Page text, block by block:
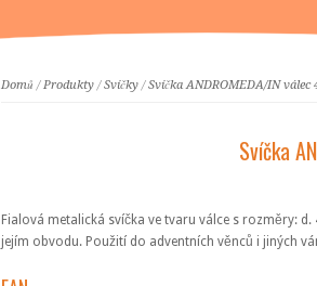
Domů /Produkty/Svíčky/Svíčka ANDROMEDA/IN válec
Svíčka
Fialová metalická svíčka ve tvaru válce s rozměry:
jejím obvodu. Použití do adventních věnců i jiných